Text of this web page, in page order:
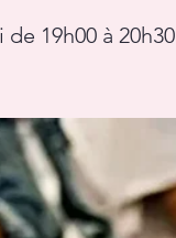
19h00 à 20h30